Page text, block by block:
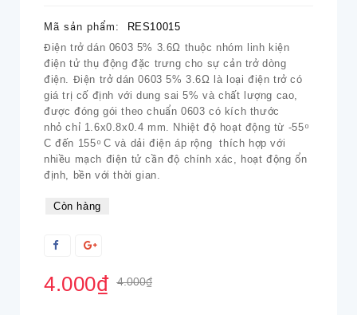
Mã sản phẩm:
RES10015
Điện trở dán 0603 5% 3.6Ω thuộc nhóm linh kiện
điện tử thụ động đặc trưng cho sự cản trở dòng
điện. Điện trở dán 0603 5% 3.6Ω là loại điện trở có
giá trị cố định với dung sai 5% và chất lượng cao,
được đóng gói theo chuẩn 0603 có kích thước
nhỏ chỉ 1.6x0.8x0.4 mm. Nhiệt độ hoạt động từ -55 ͦ
C đến 155 ͦ C và dải điện áp rộng thích hợp với
nhiều mạch điện tử cần độ chính xác, hoạt động ổn
định, bền với thời gian.
Còn hàng
4.000₫ 4.000₫